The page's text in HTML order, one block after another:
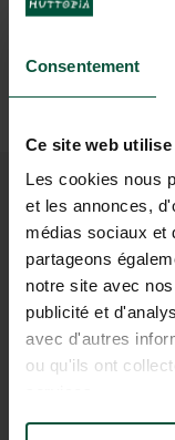
Consentement
Ce site web
Les cookies nous
et les annonces,
médias sociaux et
partageons
notre site avec
publicité et
avec d'autres
ou qu'ils ont
JOIN
To be the first